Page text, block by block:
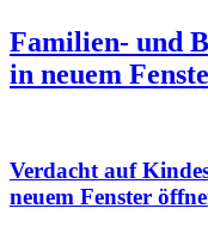
Familien- und
in neuem
Verdacht auf
neuem Fenster